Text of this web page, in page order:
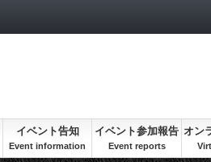
イベント告知 イベント参加報告 オン